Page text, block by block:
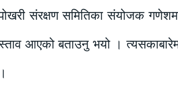
संरक्षण समितिका संयोजक
आएको बताउनु भयो ।